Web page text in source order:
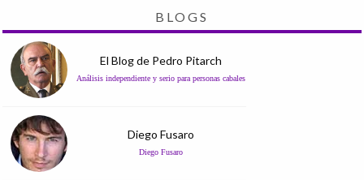
BLOGS
El Blog de Pedro Pitarch
Análisis independiente y serio para personas cabales
Diego Fusaro
Diego Fusaro